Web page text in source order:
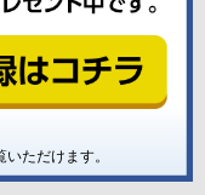
ただけます。